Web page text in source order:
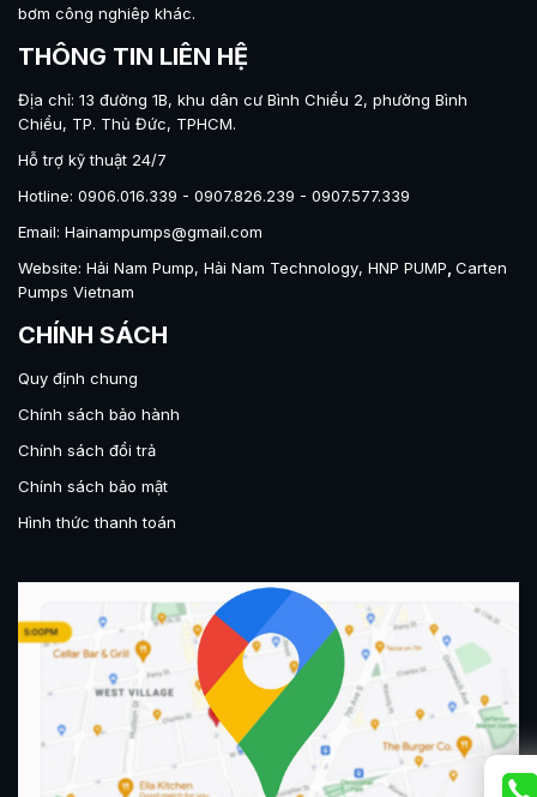
bơm công nghiêp khác.
THÔNG TIN LIÊN HỆ
Địa chỉ: 13 đường 1B, khu dân cư Bình Chiểu 2, phường Bình
Chiểu, TP. Thủ Đức, TPHCM.
Hỗ trợ kỹ thuật 24/7
Hotline: 0906.016.339 - 0907.826.239 - 0907.577.339
Email: Hainampumps@gmail.com
Website: Hải Nam Pump, Hải Nam Technology, HNP PUMP Carten
Pumps Vietnam
CHÍNH SÁCH
Quy định chung
Chính sách bảo hành
Chính sách đổi trả
Chính sách bảo mật
Hình thức thanh toán